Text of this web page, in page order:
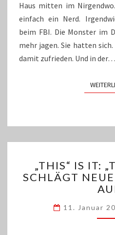
Haus mitten im
einfach ein Nerd.
beim FBI. Die Monster im
mehr jagen. Sie hatten
damit zufrieden. Und in der…
IS
IT:
„THIS“ IS IT:
SCHLÄGT
11. Januar